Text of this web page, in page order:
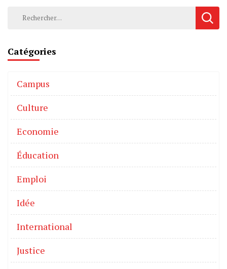
Catégories
Campus
Culture
Economie
Éducation
Emploi
Idée
International
Justice